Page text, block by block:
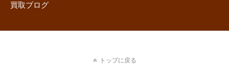
買取ブログ
トップに戻る